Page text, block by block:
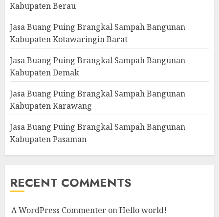
Kabupaten Berau
Jasa Buang Puing Brangkal Sampah Bangunan
Kabupaten Kotawaringin Barat
Jasa Buang Puing Brangkal Sampah Bangunan
Kabupaten Demak
Jasa Buang Puing Brangkal Sampah Bangunan
Kabupaten Karawang
Jasa Buang Puing Brangkal Sampah Bangunan
Kabupaten Pasaman
RECENT COMMENTS
A WordPress Commenter onHello world!